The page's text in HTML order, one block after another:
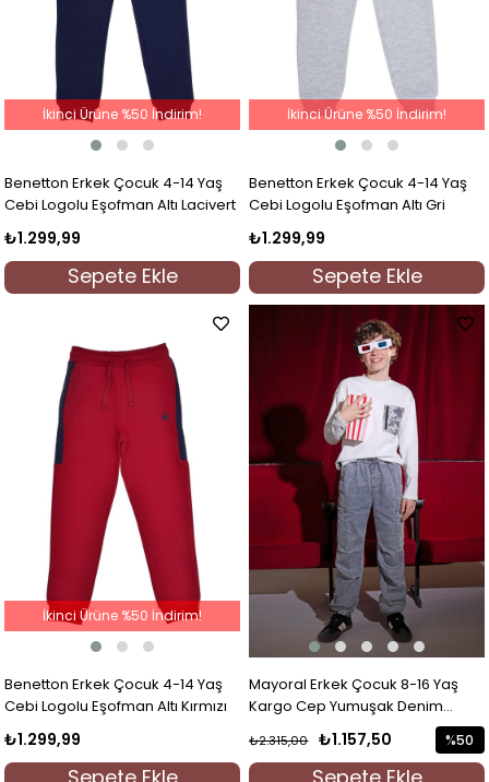
Benetton Erkek Çocuk 4-14 Yaş
Cebi Logolu Eşofman Altı Lacivert
₺1.299,99
Sepete Ekle
İkinci Ürüne %50 İndirim!
Benetton Erkek Çocuk 4-14 Yaş
Cebi Logolu Eşofman Altı Gri
₺1.299,99
Sepete Ekle
İkinci Ürüne %50 İndirim!
Benetton Erkek Çocuk 4-14 Yaş
Cebi Logolu Eşofman Altı Kırmızı
₺1.299,99
İkinci Ürüne %50 İndirim!
Mayoral Erkek Çocuk 8-16 Yaş
Kargo Cep Yumuşak Denim
₺1.157,50
₺2.315,00
%50
İndirim